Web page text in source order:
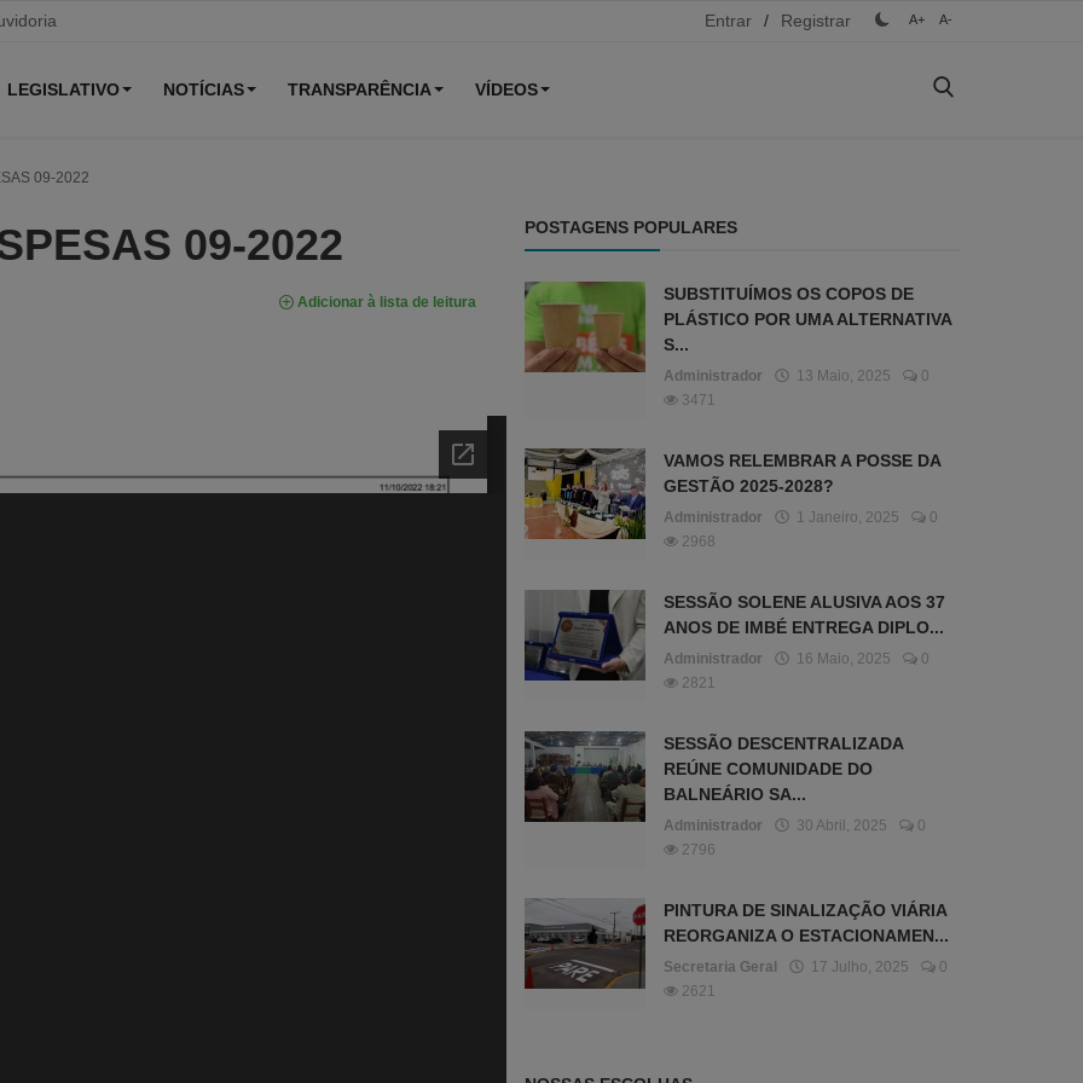
Entrar / Registrar A+ A-
LEGISLATIVO NOTÍCIAS TRANSPARÊNCIA VÍDEOS
09-2022
09-2022
Adicionar à lista de leitura
POSTAGENS POPULARES
SUBSTITUÍMOS OS COPOS DE
PLÁSTICO POR UMA ALTERNATIVA
S...
Administrador 13 Maio, 2025
0
3471
VAMOS RELEMBRAR A POSSE DA
GESTÃO 2025-2028?
Administrador 1 Janeiro, 2025
0
2968
SESSÃO SOLENE ALUSIVA AOS 37
ANOS DE IMBÉ ENTREGA DIPLO...
Administrador 16 Maio, 2025
0
2821
SESSÃO DESCENTRALIZADA
REÚNE COMUNIDADE DO
BALNEÁRIO SA...
Administrador 30 Abril, 2025
0
2796
PINTURA DE SINALIZAÇÃO VIÁRIA
REORGANIZA O ESTACIONAMEN...
Secretaria Geral 17 Julho, 2025
0
2621